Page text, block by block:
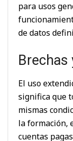
para usos
de datos
Brechas
El uso
significa que
mismas
la formación,
cuentas